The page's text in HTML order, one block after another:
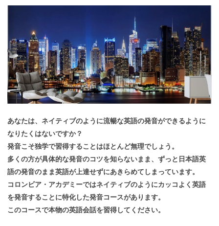
あなたは、ネイティブのように流暢な英語の発音ができるように
なりたくはないですか？
発音こそ独学で習得することはほとんど無理でしょう。
多くの方が具体的な発音のコツを知らないまま、ずっと日本語英
語の発音のまま英語が上達せずにあきらめてしまっています。
コロンビア・アカデミーではネイティブのようにカッコよく英語
を発音することに特化した発音コースがあります。
このコースで本物の英語会話を習得してください。